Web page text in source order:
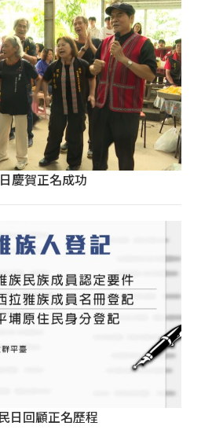
慶賀正名成功
日回顧正名歷程